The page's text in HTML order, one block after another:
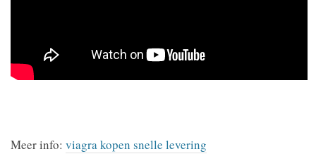
Meer info: viagra kopen snelle levering